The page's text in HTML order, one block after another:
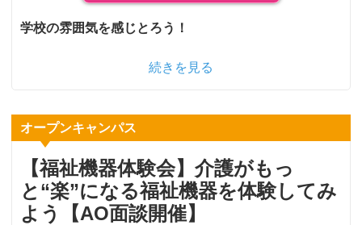
学校の雰囲気を感じとろう！
続きを見る
オープンキャンパス
【福祉機器体験会】介護がもっ
と“楽”になる福祉機器を体験してみ
よう【AO面談開催】